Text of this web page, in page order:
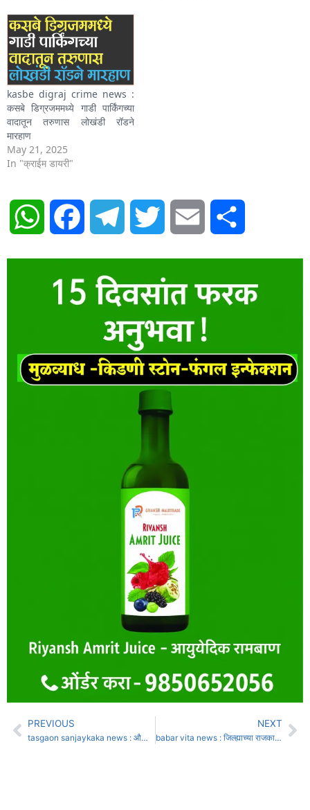
kasbe digraj crime news :
कसबे डिग्रजममध्ये गाडी पार्किंगच्या
वादातून तरुणास लोखंडी रॉडने
मारहाण
May 21, 2025
In "क्राईम डायरी"
WhatsAppFacebook Telegram Twitter Email
PREVIOUS
tasgaon sanjaykaka news : औताला जुंपलेली निष्ठा, आणि हृदयाला भिडणारी भेट…
NEXT
babar vita news : जिल्ह्याच्या राजकारणात बाबर बंधूंची मोठी खेळी